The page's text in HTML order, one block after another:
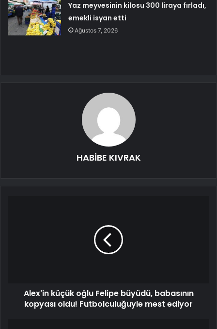
Yaz meyvesinin kilosu 300 liraya fırladı,
emekli isyan etti
Ağustos 7, 2026
HABİBE KIVRAK
Alex'in küçük oğlu Felipe büyüdü, babasının
kopyası oldu! Futbolculuğuyle mest ediyor